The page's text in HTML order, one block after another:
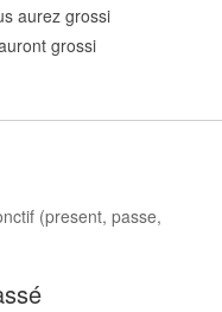
aurez grossi
grossi
(present, passe,